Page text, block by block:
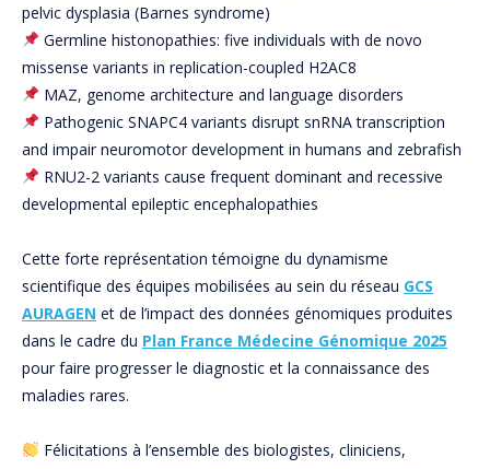
pelvic dysplasia (Barnes syndrome)
Germline histonopathies: five individuals with de novo
missense variants in replication-coupled H2AC8
MAZ, genome architecture and language disorders
Pathogenic SNAPC4 variants disrupt snRNA transcription
and impair neuromotor development in humans and zebrafish
RNU2-2 variants cause frequent dominant and recessive
developmental epileptic encephalopathies
Cette forte représentation témoigne du dynamisme
scientifique des équipes mobilisées au sein du réseau GCS
AURAGEN et de l’impact des données génomiques produites
dans le cadre du Plan France Médecine Génomique 2025
pour faire progresser le diagnostic et la connaissance des
maladies rares.
Félicitations à l’ensemble des biologistes, cliniciens,